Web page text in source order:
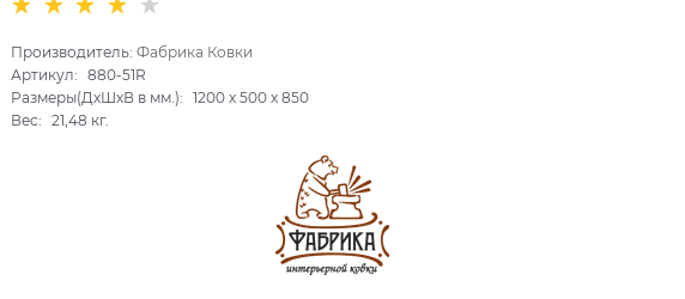
Производитель:Фабрика Ковки
Артикул:
880-51R
Размеры(ДхШхВ в мм.):
1200 x500 x850
Вес:
21,48 кг.